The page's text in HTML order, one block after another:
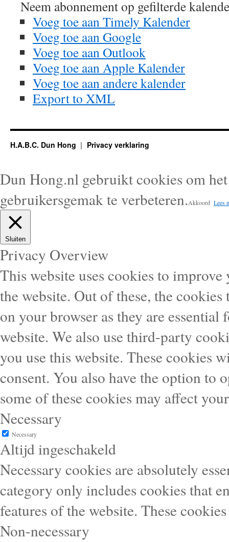
Neem abonnement op gefilterde
Voeg toe aan Timely Kalender
Voeg toe aan Google
Voeg toe aan Outlook
Voeg toe aan Apple Kalender
Voeg toe aan andere kalender
Export to XML
H.A.B.C. Dun Hong Privacy verklaring
Dun Hong.nl gebruikt cookies om
gebruikersgemak te verbeteren.Akkoord Lees
Sluiten
Privacy Overview
This website uses cookies to
the website. Out of these, the cookies
on your browser as they are
website. We also use third-party
you use this website. These cookies
consent. You also have the option
some of these cookies may affect
Necessary
Necessary
Altijd ingeschakeld
Necessary cookies are absolutely
category only includes cookies that
features of the website. These
Non-necessary